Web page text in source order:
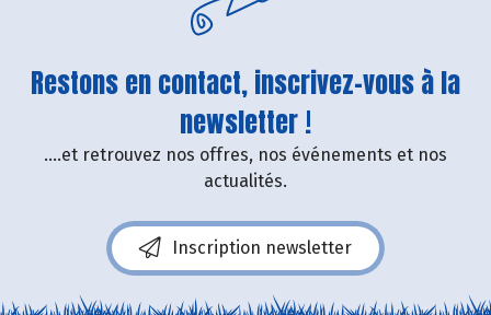
Restons en contact, inscrivez-vous à la
newsletter !
....et retrouvez nos offres, nos événements et nos
actualités.
Inscription newsletter